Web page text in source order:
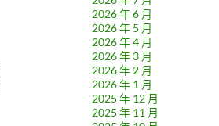
2026 年 6 月
2026 年 5 月
2026 年 4 月
2026 年 3 月
2026 年 2 月
2026 年 1 月
2025 年 12 月
2025 年 11 月